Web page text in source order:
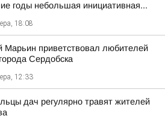
годы небольшая инициативная...
18:08
Марьин приветствовал любителей
Сердобска
12:33
дач регулярно травят жителей